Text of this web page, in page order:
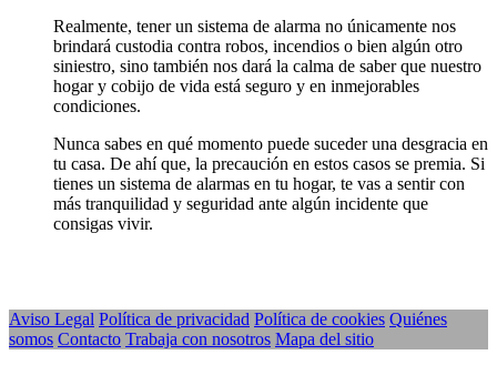
Realmente, tener un sistema de alarma no únicamente nos
brindará custodia contra robos, incendios o bien algún otro
siniestro, sino también nos dará la calma de saber que nuestro
hogar y cobijo de vida está seguro y en inmejorables
condiciones.
Nunca sabes en qué momento puede suceder una desgracia en
tu casa. De ahí que, la precaución en estos casos se premia. Si
tienes un sistema de alarmas en tu hogar, te vas a sentir con
más tranquilidad y seguridad ante algún incidente que
consigas vivir.
Aviso Legal Política de privacidad Política de cookies Quiénes
somos Contacto Trabaja con nosotros Mapa del sitio